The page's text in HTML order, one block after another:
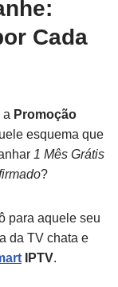
Cada
a Promoção
esquema que
1 Mês Grátis
?
para aquele seu
da TV chata e
IPTV.